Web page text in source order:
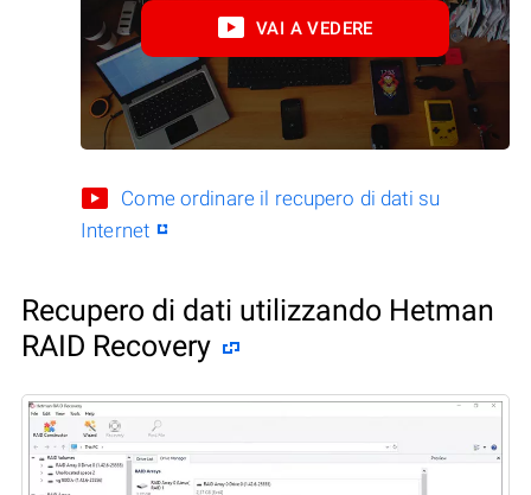
VAI A VEDERE
Come ordinare il recupero di dati su
Internet
Recupero di dati utilizzando Hetman
RAID Recovery